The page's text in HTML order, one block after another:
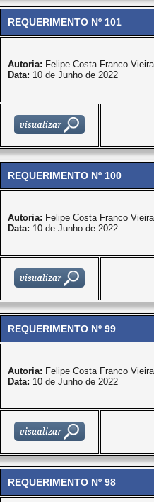
REQUERIMENTO Nº 101
Autoria: Felipe Costa Franco Vieira
Data: 10 de Junho de 2022
REQUERIMENTO Nº 100
Autoria: Felipe Costa Franco Vieira
Data: 10 de Junho de 2022
REQUERIMENTO Nº 99
Autoria: Felipe Costa Franco Vieira
Data: 10 de Junho de 2022
REQUERIMENTO Nº 98